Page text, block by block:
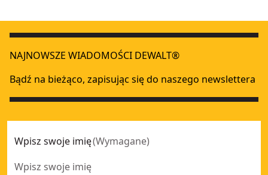
NAJNOWSZE WIADOMOŚCI DEWALT®
Bądź na bieżąco, zapisując się do naszego newslettera
Wpisz swoje imię(Wymagane)